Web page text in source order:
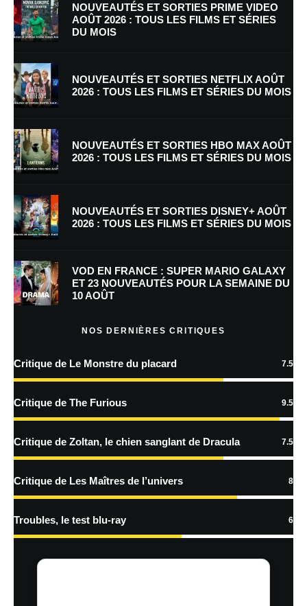
Nom
E-mail*
Enregistrer mon nom, mon e-mail et mon site dans le navigateur pour
Prévenez-moi de tous les nouveaux commentaires par e-mail.
Prévenez-moi de tous les nouveaux articles par e-mail.
En savoir
traitées
NOUVEAUTÉS ET SORTIES PRIME VIDEO
AOÛT 2026 : TOUS LES FILMS ET SÉRIES
DU MOIS
NOUVEAUTÉS ET SORTIES NETFLIX AOÛT
2026 : TOUS LES FILMS ET SÉRIES DU MOIS
NOUVEAUTÉS ET SORTIES HBO MAX AOÛT
2026 : TOUS LES FILMS ET SÉRIES DU MOIS
NOUVEAUTÉS ET SORTIES DISNEY+ AOÛT
2026 : TOUS LES FILMS ET SÉRIES DU MOIS
VOD EN FRANCE : SUPER MARIO GALAXY
ET 23 NOUVEAUTÉS POUR LA SEMAINE DU
10 AOÛT
NOS DERNIÈRES CRITIQUES
Critique de Le Monstre du placard 7.5
Critique de The Furious 9.5
Critique de Zoltan, le chien sanglant de Dracula 7.5
Critique de Les Maîtres de l’univers 8
Troubles, le test blu-ray 6